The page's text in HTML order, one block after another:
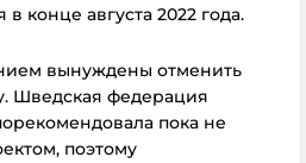
конце августа 2022 года.
вынуждены отменить
Шведская федерация
пока не
поэтому